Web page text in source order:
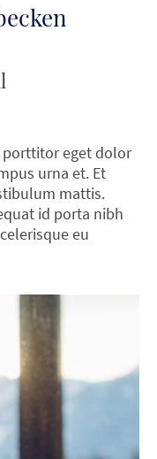
porttitor eget dolor
urna et. Et
mattis.
id porta nibh
eu